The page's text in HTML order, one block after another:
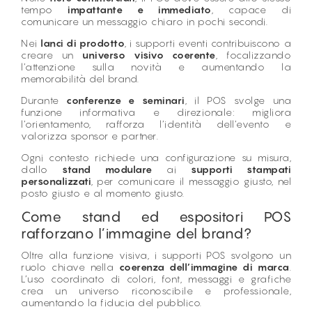
tempo impattante e immediato
, capace di
comunicare un messaggio chiaro in pochi secondi.
Nei lanci di prodotto , i supporti eventi contribuiscono a
creare un universo visivo coerente , focalizzando
l’attenzione sulla novità e aumentando la
memorabilità del brand.
Durante conferenze e seminari
, il POS svolge una
funzione informativa e direzionale: migliora
l’orientamento, rafforza l’identità dell’evento e
valorizza sponsor e partner.
Ogni contesto richiede una configurazione su misura,
dallo stand modulare ai supporti stampati
personalizzati , per comunicare il messaggio giusto, nel
posto giusto e al momento giusto.
Come stand ed espositori POS
rafforzano l’immagine del brand?
Oltre alla funzione visiva, i supporti POS svolgono un
ruolo chiave nella coerenza dell’immagine di marca
L’uso coordinato di colori, font, messaggi e grafiche
crea un universo riconoscibile e professionale,
aumentando la fiducia del pubblico.